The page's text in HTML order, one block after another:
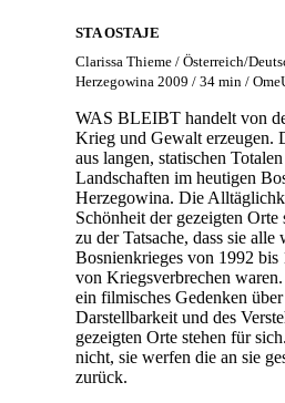
STA OSTAJE
Clarissa Thieme / Österreich/
Herzegowina 2009 / 34 min /
WAS BLEIBT handelt von
Krieg und Gewalt erzeugen.
aus langen, statischen
Landschaften im heutigen
Herzegowina. Die
Schönheit der gezeigten
zu der Tatsache, dass sie alle
Bosnienkrieges von 1992 bis
von Kriegsverbrechen
ein filmisches Gedenken
Darstellbarkeit und des
gezeigten Orte stehen für
nicht, sie werfen die an sie
zurück.